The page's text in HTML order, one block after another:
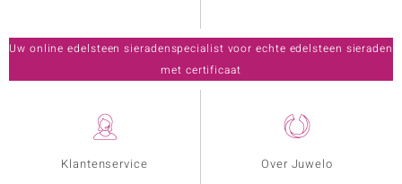
Klantenservice
Over Juwelo
Uw online edelsteen sieradenspecialist voor echte edelsteen sieraden
met certificaat